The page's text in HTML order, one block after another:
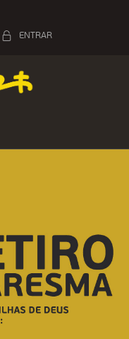
ENTRAR